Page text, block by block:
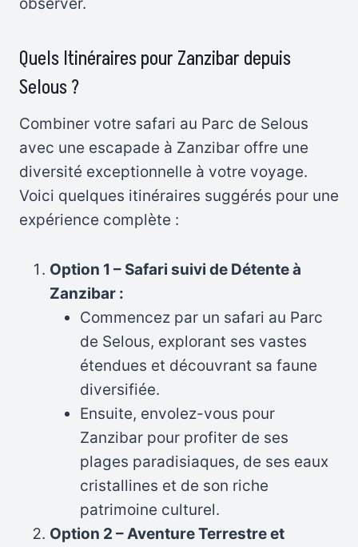
Quels Itinéraires pour Zanzibar depuis
Selous ?
Combiner votre safari au Parc de Selous
avec une escapade à Zanzibar offre une
diversité exceptionnelle à votre voyage.
Voici quelques itinéraires suggérés pour une
expérience complète :
Option 1 – Safari suivi de Détente à
Zanzibar :
Commencez par un safari au Parc
de Selous, explorant ses vastes
étendues et découvrant sa faune
diversifiée.
Ensuite, envolez-vous pour
Zanzibar pour profiter de ses
plages paradisiaques, de ses eaux
cristallines et de son riche
patrimoine culturel.
Option 2 – Aventure Terrestre et